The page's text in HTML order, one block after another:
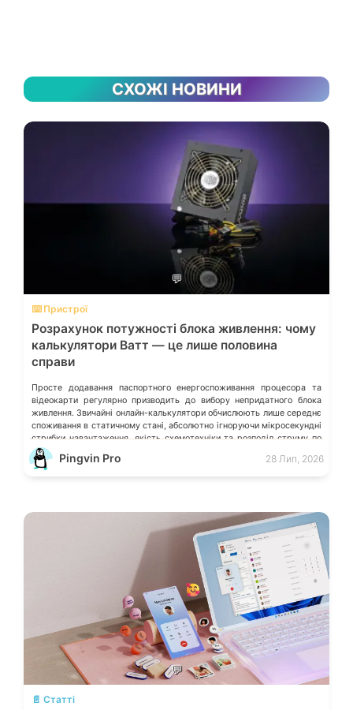
СХОЖІ НОВИНИ
💬
⌨️ Пристрої
Розрахунок потужності блока живлення: чому
калькулятори Ватт — це лише половина
справи
Просте додавання паспортного енергоспоживання процесора та
відеокарти регулярно призводить до вибору непридатного блока
живлення. Звичайні онлайн-калькулятори обчислюють лише середнє
споживання в статичному стані, абсолютно ігноруючи мікросекундні
стрибки навантаження, якість схемотехніки та розподіл струму по
окремих лініях. Розберімо, які технічні параметри насправді
визначають надійність системи живлення та як правильно підібрати
Pingvin Pro 28 Лип, 2026
💬
📄 Статті